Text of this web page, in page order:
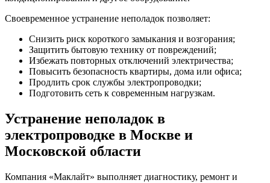
Своевременное устранение неполадок позволяет:
Снизить риск короткого замыкания и возгорания;
Защитить бытовую технику от повреждений;
Избежать повторных отключений электричества;
Повысить безопасность квартиры, дома или офиса;
Продлить срок службы электропроводки;
Подготовить сеть к современным нагрузкам.
Устранение неполадок в
электропроводке в Москве и
Московской области
Компания «Маклайт» выполняет диагностику, ремонт и